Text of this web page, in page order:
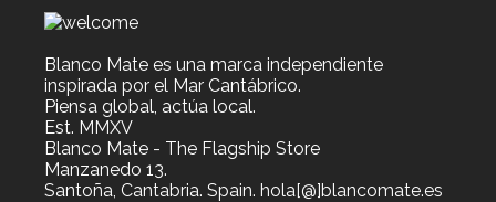
Blanco Mate es una marca independiente
inspirada por el Mar Cantábrico.
Piensa global, actúa local.
Est. MMXV
Blanco Mate - The Flagship Store
Manzanedo 13.
Santoña, Cantabria. Spain. hola[@]blancomate.es